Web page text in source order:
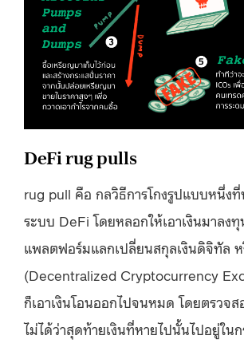
DeFi rug pulls
rug pull คือ กลวิธีการโกงรูปแบบหนึ่ง
ระบบ DeFi โดยหลอกให้เอาเงินมาลงทุ
แพลตฟอร์มแลกเปลี่ยนสกุลเงินดิจิทัล
(Decentralized Cryptocurrency
ก็เอาเงินโอนออกไปจนหมด โดยตรวจ
ไม่ได้ว่าสุดท้ายเงินที่หายไปนั้นไปอยู่ในก